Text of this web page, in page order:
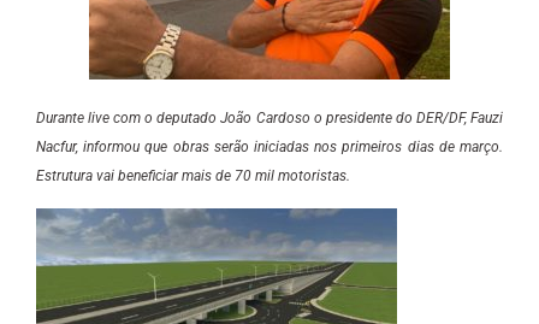
Durante live com o deputado João Cardoso o presidente do DER/DF, Fauzi
Nacfur, informou que obras serão iniciadas nos primeiros dias de março.
Estrutura vai beneficiar mais de 70 mil motoristas.